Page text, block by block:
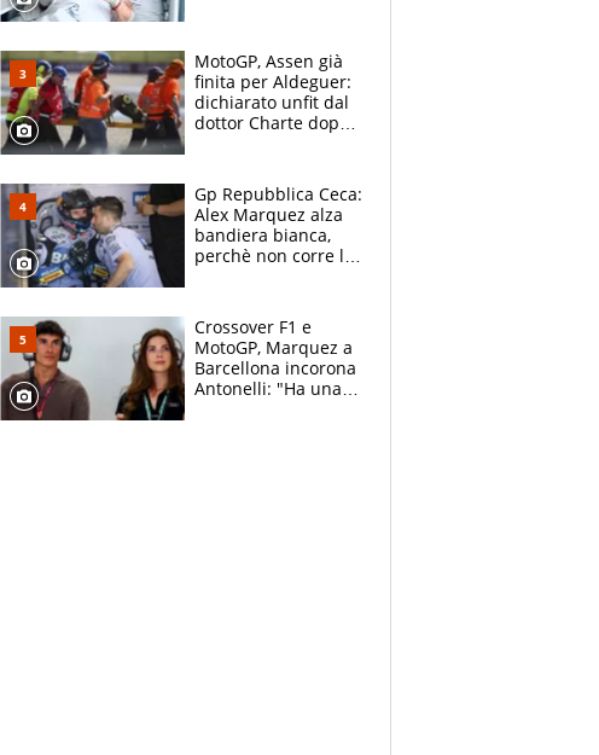
MotoGP, Assen già
finita per Aldeguer:
dichiarato unfit dal
dottor Charte dopo
Gp Repubblica Ceca:
Alex Marquez alza
bandiera bianca,
perchè non corre la
Crossover F1 e
MotoGP, Marquez a
Barcellona incorona
Antonelli: "Ha una